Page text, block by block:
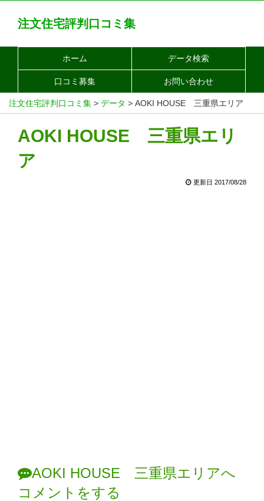
注文住宅評判口コミ集
ホーム データ検索
口コミ募集 お問い合わせ
注文住宅評判口コミ集 > データ > AOKI HOUSE 三重県エリア
AOKI HOUSE 三重県エリ
ア
更新日 2017/08/28
AOKI HOUSE 三重県エリアへ
コメントをする